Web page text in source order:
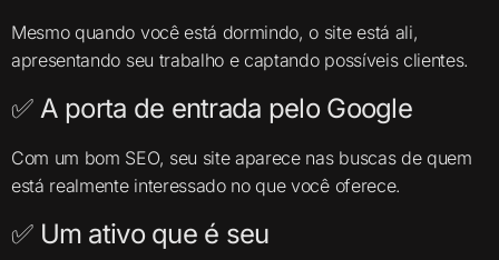
Mesmo quando você está dormindo, o site está ali,
apresentando seu trabalho e captando possíveis clientes.
✅ A porta de entrada pelo Google
Com um bom SEO, seu site aparece nas buscas de quem
está realmente interessado no que você oferece.
✅ Um ativo que é seu